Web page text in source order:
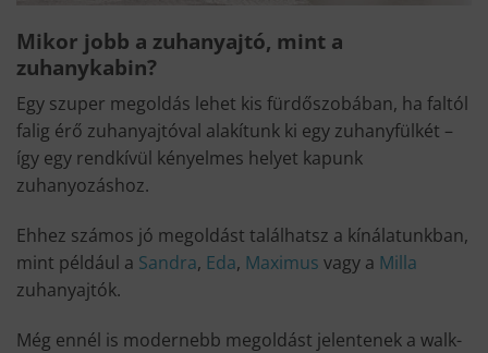
Mikor jobb a zuhanyajtó, mint a
zuhanykabin?
Egy szuper megoldás lehet kis fürdőszobában, ha faltól
falig érő zuhanyajtóval alakítunk ki egy zuhanyfülkét –
így egy rendkívül kényelmes helyet kapunk
zuhanyozáshoz.
Ehhez számos jó megoldást találhatsz a kínálatunkban,
mint például a Sandra, Eda, Maximus vagy a Milla
zuhanyajtók.
Még ennél is modernebb megoldást jelentenek a walk-